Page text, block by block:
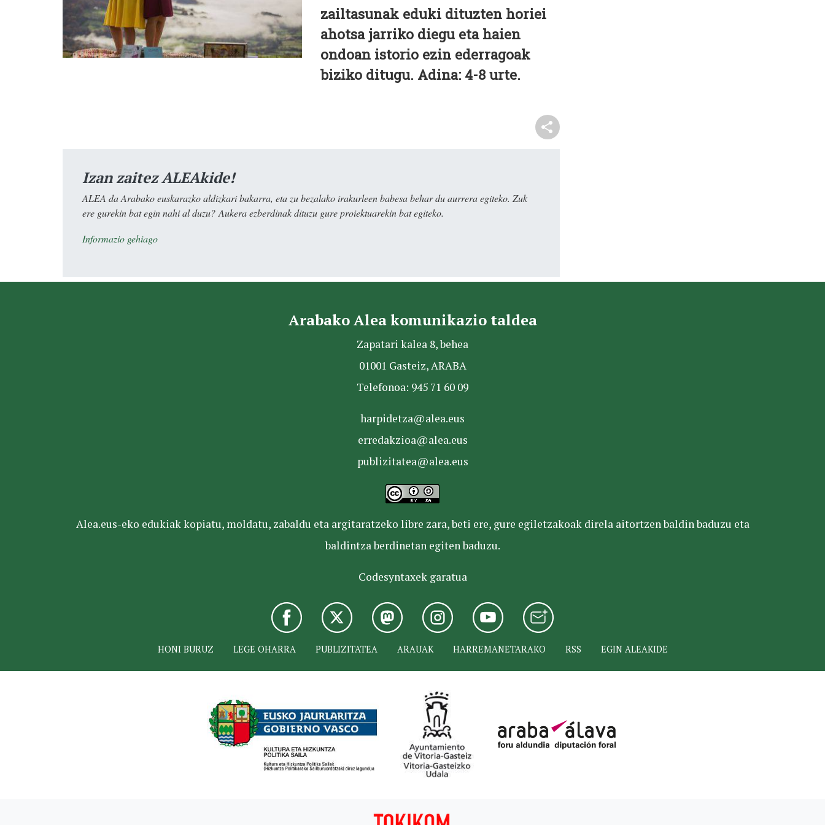
zailtasunak eduki dituzten horiei
ahotsa jarriko diegu eta haien
ondoan istorio ezin ederragoak
biziko ditugu. Adina: 4-8 urte.
Izan zaitez ALEAkide!
ALEA da Arabako euskarazko aldizkari bakarra, eta zu bezalako irakurleen babesa behar du aurrera egiteko. Zuk
ere gurekin bat egin nahi al duzu? Aukera ezberdinak dituzu gure proiektuarekin bat egiteko.
Informazio gehiago
Arabako Alea komunikazio taldea
Zapatari kalea 8, behea
01001 Gasteiz, ARABA
Telefonoa: 945 71 60 09
harpidetza@alea.eus
erredakzioa@alea.eus
publizitatea@alea.eus
Alea.eus-eko edukiak kopiatu, moldatu, zabaldu eta argitaratzeko libre zara, beti ere, gure egiletzakoak direla aitortzen baldin baduzu eta
baldintza berdinetan egiten baduzu.
Codesyntaxek garatua
HONI BURUZ LEGE OHARRA PUBLIZITATEA ARAUAK HARREMANETARAKO RSS EGIN ALEAKIDE